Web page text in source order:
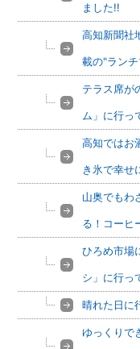
ました!!
高知新聞社
載の"ランチ
テラス席が
ム」に行っ
高知ではお
き氷で幸せ
山奥でもわ
る！コーヒ
ひろめ市場
シ」に行っ
晴れた日に
ゆっくりで